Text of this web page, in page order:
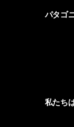
パタゴ
私たち